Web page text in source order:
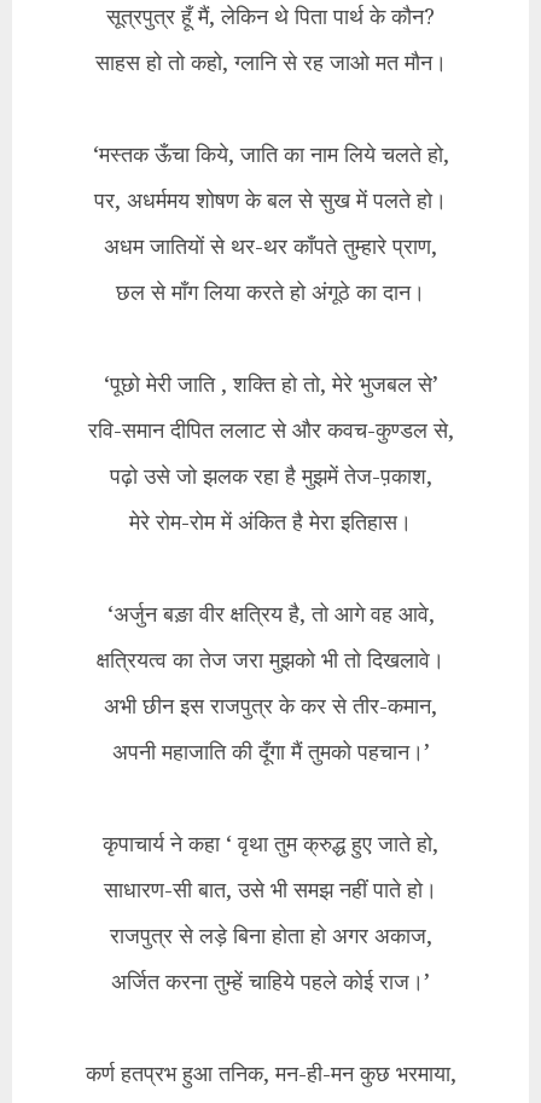
सूत्रपुत्र हूँ मैं, लेकिन थे पिता पार्थ के कौन?
साहस हो तो कहो, ग्लानि से रह जाओ मत मौन।
‘मस्तक ऊँचा किये, जाति का नाम लिये चलते हो,
पर, अधर्ममय शोषण के बल से सुख में पलते हो।
अधम जातियों से थर-थर काँपते तुम्हारे प्राण,
छल से माँग लिया करते हो अंगूठे का दान।
‘पूछो मेरी जाति , शक्ति हो तो, मेरे भुजबल से’
रवि-समान दीपित ललाट से और कवच-कुण्डल से,
पढ़ो उसे जो झलक रहा है मुझमें तेज-प़काश,
मेरे रोम-रोम में अंकित है मेरा इतिहास।
‘अर्जुन बङ़ा वीर क्षत्रिय है, तो आगे वह आवे,
क्षत्रियत्व का तेज जरा मुझको भी तो दिखलावे।
अभी छीन इस राजपुत्र के कर से तीर-कमान,
अपनी महाजाति की दूँगा मैं तुमको पहचान।’
कृपाचार्य ने कहा ‘ वृथा तुम क्रुद्ध हुए जाते हो,
साधारण-सी बात, उसे भी समझ नहीं पाते हो।
राजपुत्र से लड़े बिना होता हो अगर अकाज,
अर्जित करना तुम्हें चाहिये पहले कोई राज।’
कर्ण हतप्रभ हुआ तनिक, मन-ही-मन कुछ भरमाया,